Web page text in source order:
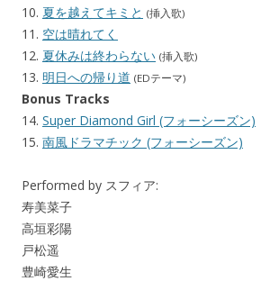
10. 夏を越えてキミと (挿入歌)
11. 空は晴れてく
12. 夏休みは終わらない (挿入歌)
13. 明日への帰り道 (EDテーマ)
Bonus Tracks
14. Super Diamond Girl (フォーシーズン)
15. 南風ドラマチック (フォーシーズン)
Performed by スフィア:
寿美菜子
高垣彩陽
戸松遥
豊崎愛生